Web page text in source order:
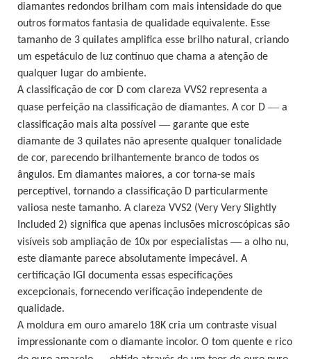
diamantes redondos brilham com mais intensidade do que
outros formatos fantasia de qualidade equivalente. Esse
tamanho de 3 quilates amplifica esse brilho natural, criando
um espetáculo de luz contínuo que chama a atenção de
qualquer lugar do ambiente.
A classificação de cor D com clareza VVS2 representa a
quase perfeição na classificação de diamantes. A cor D — a
classificação mais alta possível — garante que este
diamante de 3 quilates não apresente qualquer tonalidade
de cor, parecendo brilhantemente branco de todos os
ângulos. Em diamantes maiores, a cor torna-se mais
perceptível, tornando a classificação D particularmente
valiosa neste tamanho. A clareza VVS2 (Very Very Slightly
Included 2) significa que apenas inclusões microscópicas são
visíveis sob ampliação de 10x por especialistas — a olho nu,
este diamante parece absolutamente impecável. A
certificação IGI documenta essas especificações
excepcionais, fornecendo verificação independente de
qualidade.
A moldura em ouro amarelo 18K cria um contraste visual
impressionante com o diamante incolor. O tom quente e rico